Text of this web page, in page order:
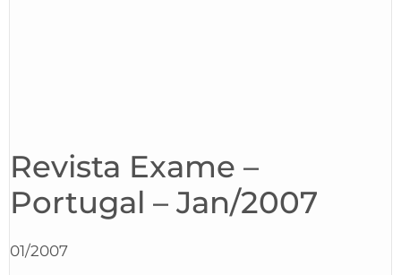
Revista Exame –
Portugal – Jan/2007
01/2007